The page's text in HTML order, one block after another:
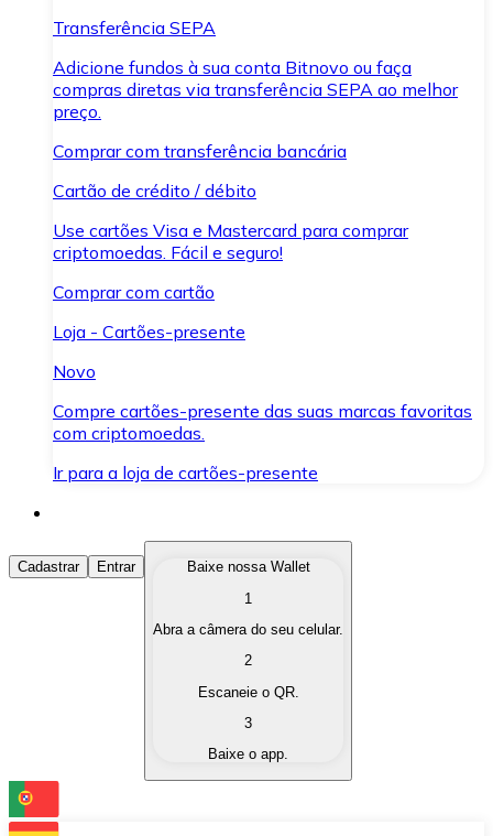
Transferência SEPA
Adicione fundos à sua conta Bitnovo ou faça
compras diretas via transferência SEPA ao melhor
preço.
Comprar com transferência bancária
Cartão de crédito / débito
Use cartões Visa e Mastercard para comprar
criptomoedas. Fácil e seguro!
Comprar com cartão
Loja - Cartões-presente
Novo
Compre cartões-presente das suas marcas favoritas
com criptomoedas.
Ir para a loja de cartões-presente
Comprar Criptomoedas
Compre as criptomoedas de seu interesse de forma
Converta suas criptomoedas em moeda fiduciária
Troque uma criptomoeda por outra
Cadastrar Entrar
Baixe nossa Wallet
1
Abra a câmera do seu celular.
2
Escaneie o QR.
3
Baixe o app.